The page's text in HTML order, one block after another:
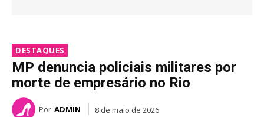
DESTAQUES
MP denuncia policiais militares por
morte de empresário no Rio
Por ADMIN 8 de maio de 2026